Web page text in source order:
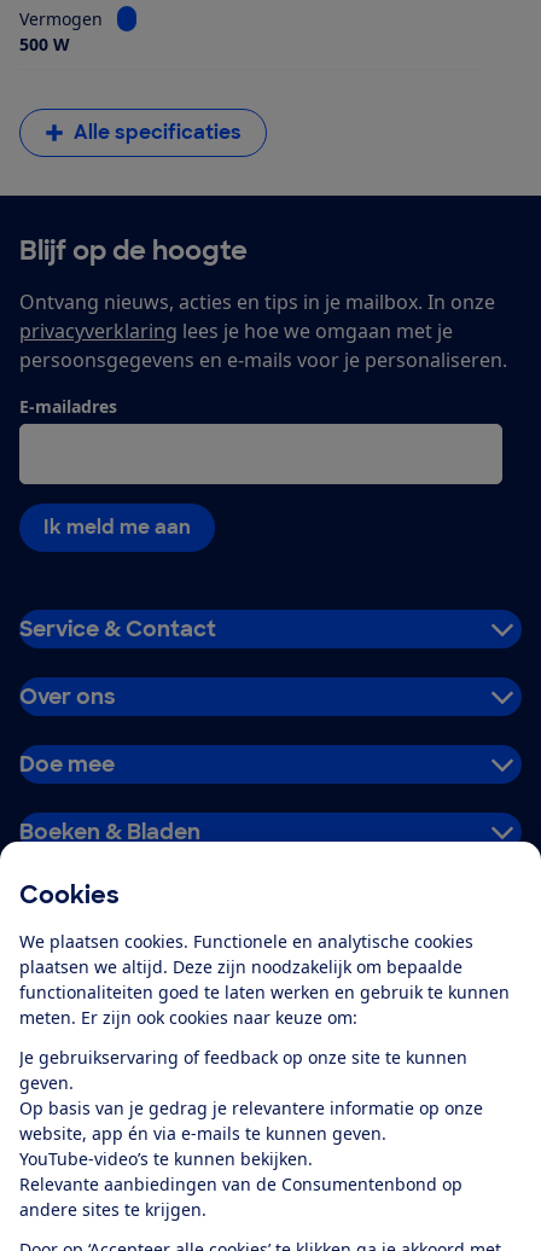
Cookies
We plaatsen cookies. Functionele en analytische cookies
plaatsen we altijd. Deze zijn noodzakelijk om bepaalde
functionaliteiten goed te laten werken en gebruik te kunnen
meten. Er zijn ook cookies naar keuze om:
Je gebruikservaring of feedback op onze site te kunnen
geven.
Op basis van je gedrag je relevantere informatie op onze
website, app én via e-mails te kunnen geven.
YouTube-video’s te kunnen bekijken.
Relevante aanbiedingen van de Consumentenbond op
andere sites te krijgen.
Vermogen
Bekijk informatie voor Vermogen
500 W
Alle specificaties
Blijf op de hoogte
Ontvang nieuws, acties en tips in je mailbox. In onze
privacyverklaring lees je hoe we omgaan met je
persoonsgegevens en e-mails voor je personaliseren.
E-mailadres
Ik meld me aan
Service & Contact
Over ons
Doe mee
Boeken & Bladen
Alles over de
app
Algemene Voorwaarden
Privacyverklaring
Cookiebeleid
Privacyvoorkeuren
Toegankelijkheid
RSS-feed nieuws
Facebook
TwitterInstagram
YoutubeLinkedIn